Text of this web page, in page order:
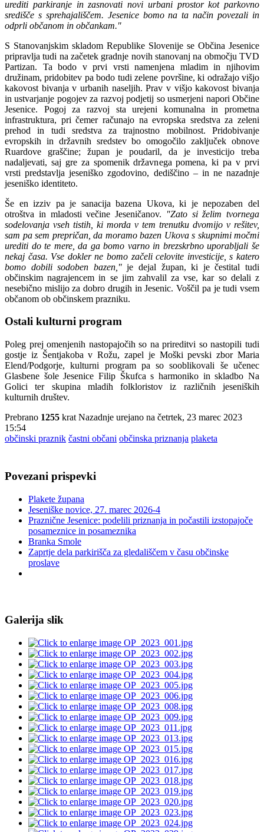
urediti parkiranje in zasnovati novi urbani prostor kot parkovno
središče s sprehajališčem. Jesenice bomo na ta način povezali in
odprli občanom in občankam."
S Stanovanjskim skladom Republike Slovenije se Občina Jesenice
pripravlja tudi na začetek gradnje novih stanovanj na območju TVD
Partizan. Ta bodo v prvi vrsti namenjena mladim in njihovim
družinam, pridobitev pa bodo tudi zelene površine, ki odražajo višjo
kakovost bivanja v urbanih naseljih. Prav v višjo kakovost bivanja
in ustvarjanje pogojev za razvoj podjetij so usmerjeni napori Občine
Jesenice. Pogoj za razvoj sta urejeni komunalna in prometna
infrastruktura, pri čemer računajo na evropska sredstva za zeleni
prehod in tudi sredstva za trajnostno mobilnost. Pridobivanje
evropskih in državnih sredstev bo omogočilo zaključek obnove
Ruardove graščine; župan je poudaril, da je investicijo treba
nadaljevati, saj gre za spomenik državnega pomena, ki pa v prvi
vrsti predstavlja jeseniško zgodovino, dediščino – in ne nazadnje
jeseniško identiteto.
Še en izziv pa je sanacija bazena Ukova, ki je nepozaben del
otroštva in mladosti večine Jeseničanov.
"Zato si želim tvornega
sodelovanja vseh tistih, ki morda v tem trenutku dvomijo v rešitev,
sam pa sem prepričan, da moramo bazen Ukova s skupnimi močmi
urediti do te mere, da ga bomo varno in brezskrbno uporabljali še
nekaj časa. Vse dokler ne bomo začeli celovite investicije, s katero
bomo dobili sodoben bazen,"je dejal župan, ki je čestital tudi
občinskim nagrajencem in se jim zahvalil za vse, kar so delali z
nesebično mislijo za dobro drugih in Jesenic. Voščil pa je tudi vsem
občanom ob občinskem prazniku.
Ostali kulturni program
Poleg prej omenjenih nastopajočih so na prireditvi so nastopili tudi
gostje iz Šentjakoba v Rožu, zapel je Moški pevski zbor Maria
Elend/Podgorje, kulturni program pa so sooblikovali še učenec
Glasbene šole Jesenice Filip Škufca s harmoniko in skladbo Na
Golici ter skupina mladih folkloristov iz različnih jeseniških
kulturnih društev.
Prebrano 1255 krat Nazadnje urejano na četrtek, 23 marec 2023
15:54
občinski praznik častni občani občinska priznanja plaketa
Povezani prispevki
Plakete župana
Jeseniške novice, 27. marec 2026-4
Praznične Jesenice: podelili priznanja in počastili izstopajoče
posameznice in posameznika
Branka Smole
Zaprtje dela parkirišča za gledališčem v času občinske
proslave
Galerija slik